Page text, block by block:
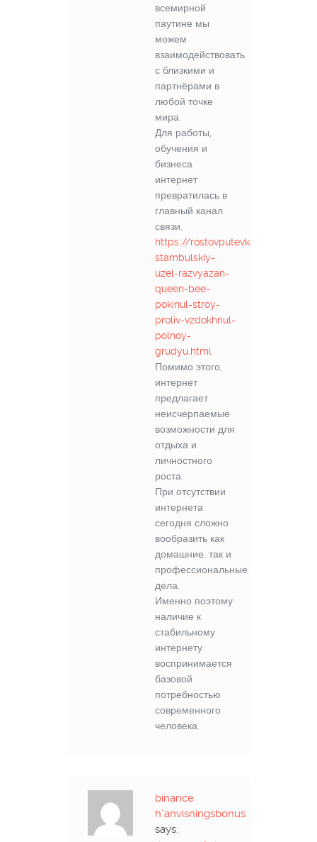
всемирной
паутине мы
можем
взаимодействовать
с близкими и
партнёрами в
любой точке
мира.
Для работы,
обучения и
бизнеса
интернет
превратилась в
главный канал
связи.
https://rostovputevka.ru/rst/817-
stambulskiy-
uzel-razvyazan-
queen-bee-
pokinul-stroy-
proliv-vzdokhnul-
polnoy-
grudyu.html
Помимо этого,
интернет
предлагает
неисчерпаемые
возможности для
отдыха и
личностного
роста.
При отсутствии
интернета
сегодня сложно
вообразить как
домашние, так и
профессиональные
дела.
Именно поэтому
наличие к
стабильному
интернету
воспринимается
базовой
потребностью
современного
человека.
binance
h"anvisningsbonus
says: